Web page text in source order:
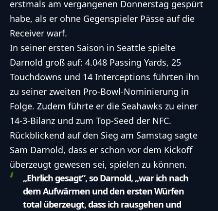
erstmals am vergangenen Donnerstag gespürt
habe, als er ohne Gegenspieler Pässe auf die
Receiver warf.
In seiner ersten Saison in Seattle spielte
Darnold groß auf: 4.048 Passing Yards, 25
Touchdowns und 14 Interceptions führten ihn
zu seiner zweiten Pro-Bowl-Nominierung in
Folge. Zudem führte er die Seahawks zu einer
14-3-Bilanz und zum Top-Seed der NFC.
Rückblickend auf den Sieg am Samstag sagte
Sam Darnold, dass er schon vor dem Kickoff
überzeugt gewesen sei, spielen zu können.
„Ehrlich gesagt“, so Darnold, „war ich nach
dem Aufwärmen und den ersten Würfen
total überzeugt, dass ich rausgehen und